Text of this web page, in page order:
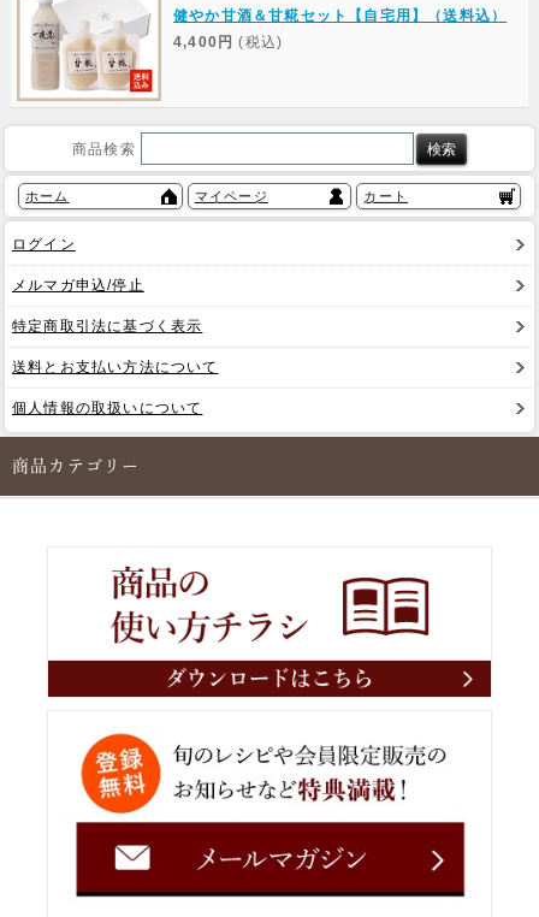
健やか甘酒＆甘糀セット【自宅用】（送料込）
4,400円 (税込)
商品検索
ホーム マイページ カート
ログイン
メルマガ申込/停止
特定商取引法に基づく表示
送料とお支払い方法について
個人情報の取扱いについて
商品カテゴリー